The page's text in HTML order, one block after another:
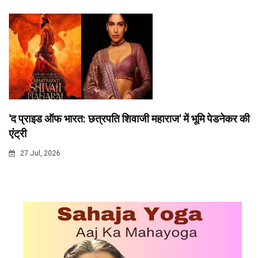
'द प्राइड ऑफ भारत: छत्रपति शिवाजी महाराज' में भूमि पेडनेकर की
एंट्री
27 Jul, 2026